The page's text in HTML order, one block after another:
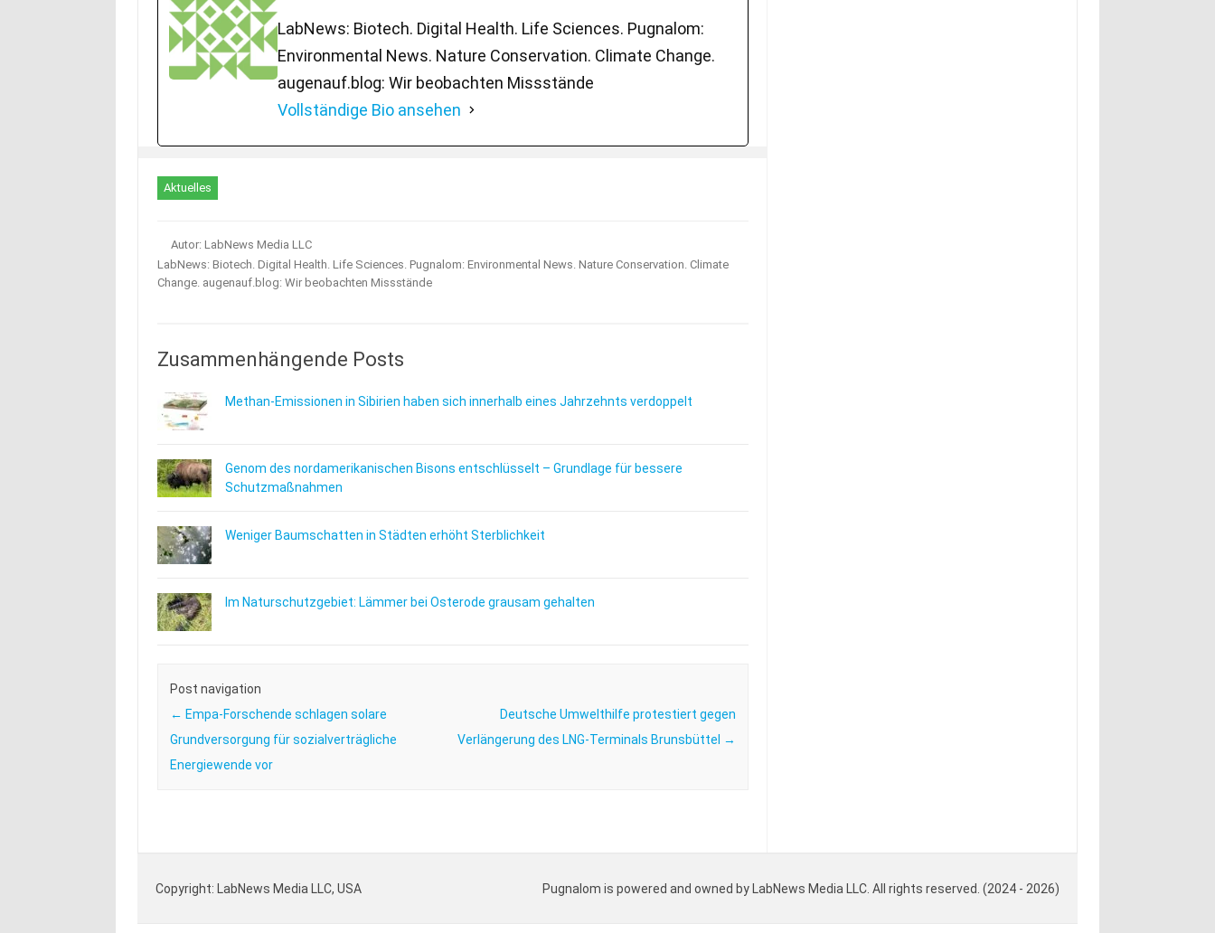
LabNews: Biotech. Digital Health. Life Sciences. Pugnalom:
Environmental News. Nature Conservation. Climate Change.
augenauf.blog: Wir beobachten Missstände
Vollständige Bio ansehen
Aktuelles
Autor: LabNews Media LLC
LabNews: Biotech. Digital Health. Life Sciences. Pugnalom: Environmental News. Nature Conservation. Climate
Change. augenauf.blog: Wir beobachten Missstände
Zusammenhängende Posts
Methan-Emissionen in Sibirien haben sich innerhalb eines Jahrzehnts verdoppelt
Genom des nordamerikanischen Bisons entschlüsselt – Grundlage für bessere
Schutzmaßnahmen
Weniger Baumschatten in Städten erhöht Sterblichkeit
Im Naturschutzgebiet: Lämmer bei Osterode grausam gehalten
Post navigation
← Empa-Forschende schlagen solare
Grundversorgung für sozialverträgliche
Energiewende vor
Deutsche Umwelthilfe protestiert gegen
Verlängerung des LNG-Terminals Brunsbüttel →
Copyright: LabNews Media LLC, USA Pugnalom is powered and owned by LabNews Media LLC. All rights reserved. (2024 - 2026)